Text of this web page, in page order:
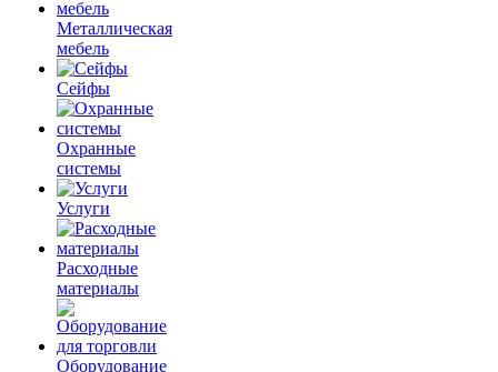
Металлическая
мебель
Сейфы
Охранные
системы
Услуги
Расходные
материалы
Оборудование